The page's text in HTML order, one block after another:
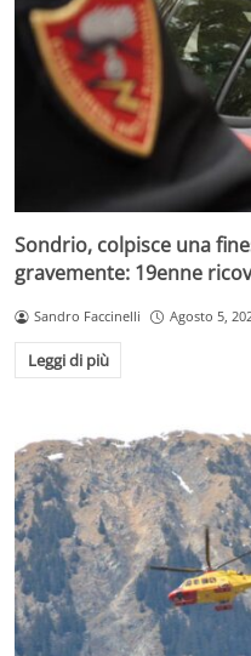
Sondrio, colpisce una
gravemente: 19enne
Sandro Faccinelli Agosto 5,
Leggi di più